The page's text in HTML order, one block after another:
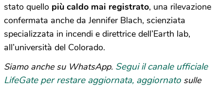
stato quello più caldo mai registrato, una rilevazione
confermata anche da Jennifer Blach, scienziata
specializzata in incendi e direttrice dell’Earth lab,
all’università del Colorado.
Siamo anche su WhatsApp. Segui il canale ufficiale
LifeGate per restare aggiornata, aggiornato sulle